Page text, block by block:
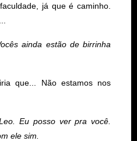
já que é caminho.
ainda estão de birrinha
que... Não estamos nos
Eu posso ver pra você.
ele sim.